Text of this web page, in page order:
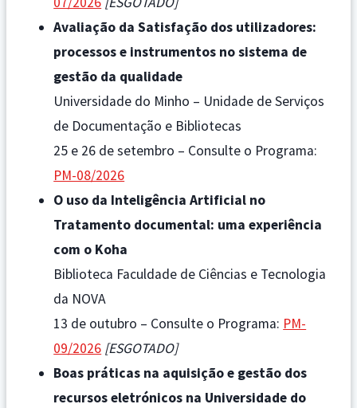
Avaliação da Satisfação dos utilizadores:
processos e instrumentos no sistema de
gestão da qualidade
Universidade do Minho – Unidade de Serviços
de Documentação e Bibliotecas
25 e 26 de setembro – Consulte o Programa:
PM-08/2026
O uso da Inteligência Artificial no
Tratamento documental: uma experiência
com o Koha
Biblioteca Faculdade de Ciências e Tecnologia
da NOVA
13 de outubro – Consulte o Programa: PM-
09/2026 [ESGOTADO]
Boas práticas na aquisição e gestão dos
recursos eletrónicos na Universidade do